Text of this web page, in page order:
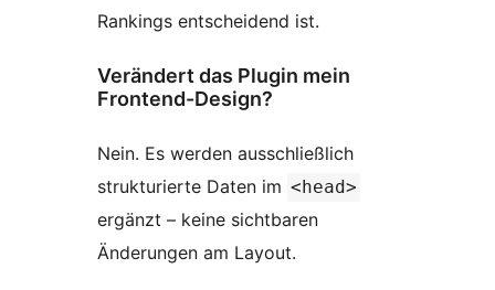
Rankings entscheidend ist.
Verändert das Plugin mein
Frontend-Design?
Nein. Es werden ausschließlich
strukturierte Daten im <head>
ergänzt – keine sichtbaren
Änderungen am Layout.